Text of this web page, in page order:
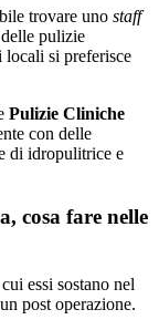
trovare uno staff
pulizie
locali si preferisce
Pulizie Cliniche
con delle
di idropulitrice e
cosa fare nelle
essi sostano nel
post operazione.